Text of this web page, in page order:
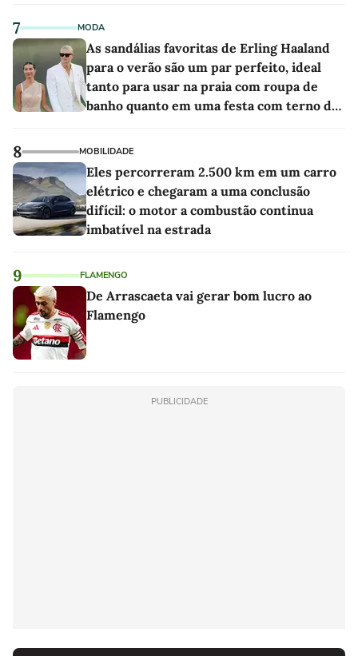
7 MODA
As sandálias favoritas de Erling Haaland
para o verão são um par perfeito, ideal
tanto para usar na praia com roupa de
banho quanto em uma festa com terno de
8 MOBILIDADE
Eles percorreram 2.500 km em um carro
elétrico e chegaram a uma conclusão
difícil: o motor a combustão continua
imbatível na estrada
9 FLAMENGO
De Arrascaeta vai gerar bom lucro ao
Flamengo
PUBLICIDADE